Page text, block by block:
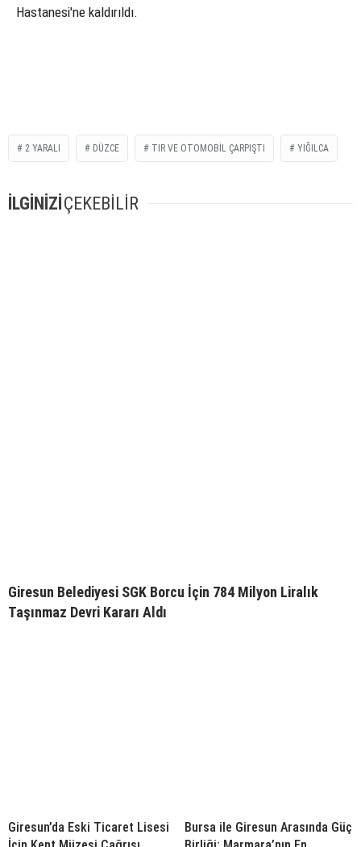
Hastanesi'ne kaldırıldı.
2 YARALI DÜZCE TIR VE OTOMOBIL ÇARPIŞTI YIĞILCA
İLGİNİZİ ÇEKEBİLİR
Giresun Belediyesi SGK Borcu İçin 784 Milyon Liralık
Taşınmaz Devri Kararı Aldı
Giresun’da Eski Ticaret Lisesi
Bursa ile Giresun Arasında Güç